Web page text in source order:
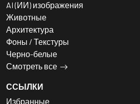
AI (ИИ) изображения
Животные
Архитектура
Фоны / Текстуры
Черно-белые
Смотреть все
ССЫЛКИ
Избранные